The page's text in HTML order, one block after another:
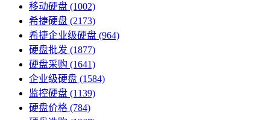
移动硬盘 (1002)
希捷硬盘 (2173)
希捷企业级硬盘 (964)
硬盘批发 (1877)
硬盘采购 (1641)
企业级硬盘 (1584)
监控硬盘 (1139)
硬盘价格 (784)